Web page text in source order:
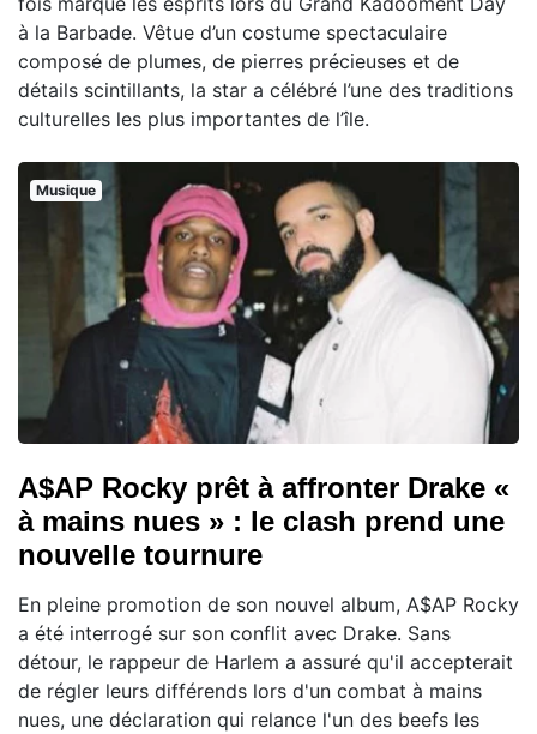
à la Barbade. Vêtue d’un costume spectaculaire
composé de plumes, de pierres précieuses et de
détails scintillants, la star a célébré l’une des traditions
culturelles les plus importantes de l’île.
Musique
A$AP Rocky prêt à affronter Drake «
à mains nues » : le clash prend une
nouvelle tournure
En pleine promotion de son nouvel album, A$AP Rocky
a été interrogé sur son conflit avec Drake. Sans
détour, le rappeur de Harlem a assuré qu'il accepterait
de régler leurs différends lors d'un combat à mains
nues, une déclaration qui relance l'un des beefs les